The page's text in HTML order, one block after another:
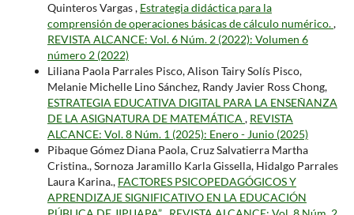
Quinteros Vargas , Estrategia didáctica para la
comprensión de operaciones básicas de cálculo numérico.,
REVISTA ALCANCE: Vol. 6 Núm. 2 (2022): Volumen 6
número 2 (2022)
Liliana Paola Parrales Pisco, Alison Tairy Solís Pisco,
Melanie Michelle Lino Sánchez, Randy Javier Ross Chong,
ESTRATEGIA EDUCATIVA DIGITAL PARA LA ENSEÑANZA
DE LA ASIGNATURA DE MATEMÁTICA , REVISTA
ALCANCE: Vol. 8 Núm. 1 (2025): Enero - Junio (2025)
Pibaque Gómez Diana Paola, Cruz Salvatierra Martha
Cristina., Sornoza Jaramillo Karla Gissella, Hidalgo Parrales
Laura Karina., FACTORES PSICOPEDAGÓGICOS Y
APRENDIZAJE SIGNIFICATIVO EN LA EDUCACIÓN